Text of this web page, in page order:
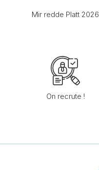
Mir redde Platt 2026
On recrute !